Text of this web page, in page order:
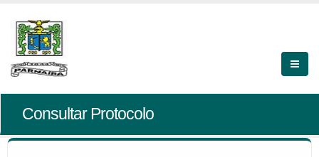
Consultar Protocolo